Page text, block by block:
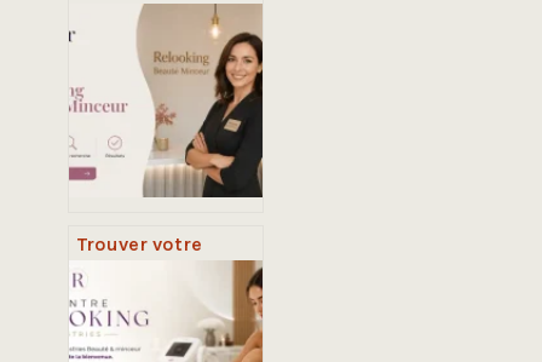
Coulommiers
Trouver votre
centre Relooking
Beauté Minceur